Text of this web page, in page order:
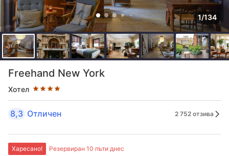
1/134
Freehand New York
Хотел
Оценка в звезди: 4 звезди
8,3 Отличен 2 752 отзива
Харесано! Резервиран 10 пъти днес